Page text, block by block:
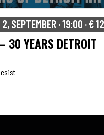
SEPTEMBER · 19:00 · € 12
30 YEARS DETROIT